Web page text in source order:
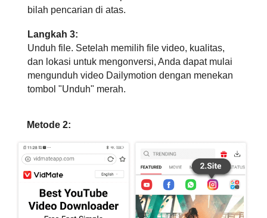
bilah pencarian di atas.
Langkah 3:
Unduh file. Setelah memilih file video, kualitas,
dan lokasi untuk mengonversi, Anda dapat mulai
mengunduh video Dailymotion dengan menekan
tombol "Unduh" merah.
Metode 2: